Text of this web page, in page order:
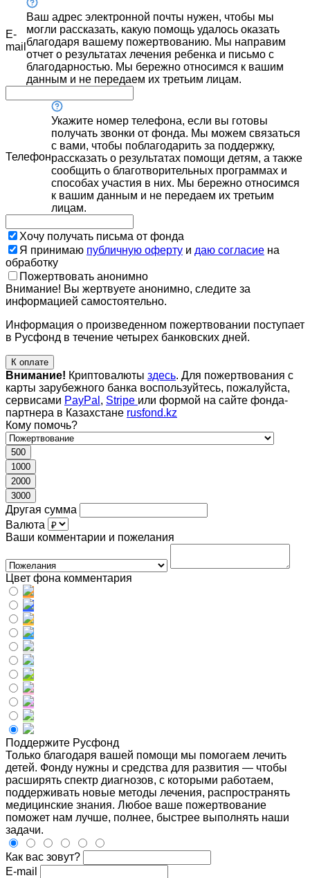
E-
mail
Ваш адрес электронной почты нужен, чтобы мы
могли рассказать, какую помощь удалось оказать
благодаря вашему пожертвованию. Мы направим
отчет о результатах лечения ребенка и письмо с
благодарностью. Мы бережно относимся к вашим
данным и не передаем их третьим лицам.
Телефон
Укажите номер телефона, если вы готовы
получать звонки от фонда. Мы можем связаться
с вами, чтобы поблагодарить за поддержку,
рассказать о результатах помощи детям, а также
сообщить о благотворительных программах и
способах участия в них. Мы бережно относимся
к вашим данным и не передаем их третьим
лицам.
Хочу получать письма от фонда
Я принимаю публичную оферту и даю согласие на
обработку
Пожертвовать анонимно
Внимание! Вы жертвуете анонимно, следите за
информацией самостоятельно.
Информация о произведенном пожертвовании поступает
в Русфонд в течение четырех банковских дней.
К оплате
Внимание! Криптовалюты здесь. Для пожертвования с
карты зарубежного банка воспользуйтесь, пожалуйста,
сервисами PayPal , Stripe или формой на сайте фонда-
партнера в Казахстане rusfond.kz
Кому помочь?
500
1000
2000
3000
Другая сумма
Валюта
Ваши комментарии и пожелания
Цвет фона комментария
Поддержите Русфонд
Только благодаря вашей помощи мы помогаем лечить
детей. Фонду нужны и средства для развития — чтобы
расширять спектр диагнозов, с которыми работаем,
поддерживать новые методы лечения, распространять
медицинские знания. Любое ваше пожертвование
поможет нам лучше, полнее, быстрее выполнять наши
задачи.
Как вас зовут?
E-mail